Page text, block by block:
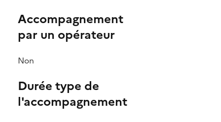
Accompagnement
par un opérateur
Non
Durée type de
l'accompagnement